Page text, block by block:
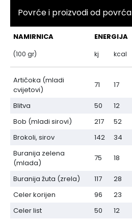
Povrće i proizvodi od povrća
NAMIRNICA ENERGIJA
(100 gr) kj kcal
Artičoka (mladi
cvijetovi)
71 17
Blitva 50 12
Bob (mladi sirovi)
217 52
Brokoli, sirov
142 34
Buranija zelena
(mlada)
75 18
Buranija žuta (zrela) 117 28
Celer korijen
96 23
Celer list
50 12